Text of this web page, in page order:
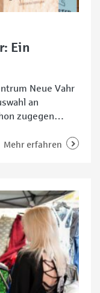
Ein
Neue Vahr
an
zugegen
wie Chris
Mehr erfahren